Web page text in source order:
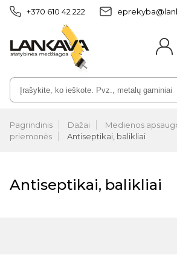
+370 610 42 222
Pagrindinis Dažai
Medienos
priemonės
Antiseptikai, balikliai
Antiseptikai, balikliai